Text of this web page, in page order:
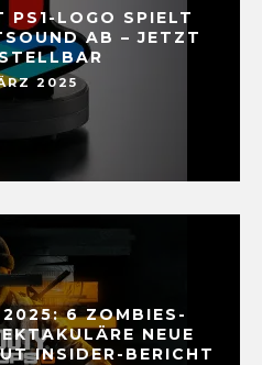
PS1-LOGO SPIELT
AB – JETZT
2025
6 ZOMBIES-
NEUE
INSIDER-BERICHT